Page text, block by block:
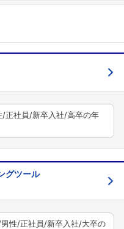
正社員/新卒入社/高卒の年
グツール
性/正社員/新卒入社/大卒の